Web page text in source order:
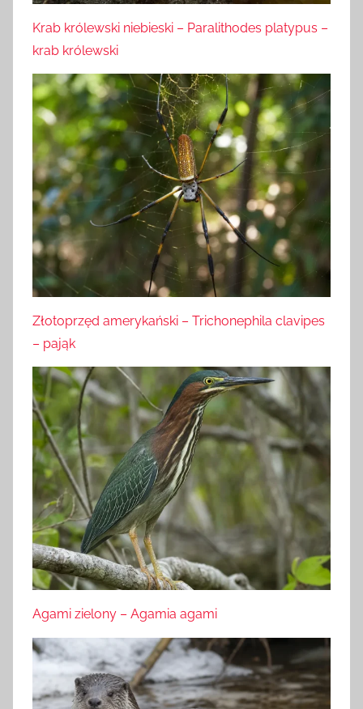
Krab królewski niebieski – Paralithodes platypus –
krab królewski
Złotoprzęd amerykański – Trichonephila clavipes
– pająk
Agami zielony – Agamia agami